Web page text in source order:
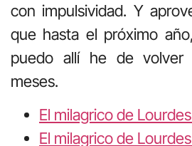
con impulsividad. Y
que hasta el próximo
puedo allí he de
meses.
El milagrico de
El milagrico de